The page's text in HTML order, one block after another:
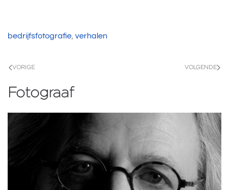
bedrijfsfotografie, verhalen
VORIGE VOLGENDE
Fotograaf